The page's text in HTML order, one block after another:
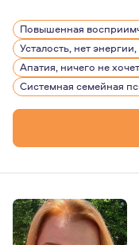
Я очень ценю
Для меня важно
Повышенная
Усталость, нет
Апатия, ничего не
Системная семейная